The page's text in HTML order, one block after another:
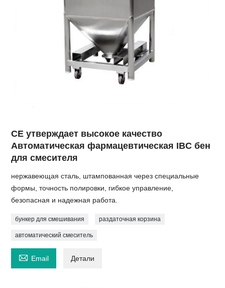
CE утверждает высокое качество
Автоматическая фармацевтическая IBC бен
для смесителя
нержавеющая сталь, штампованная через специальные
формы, точность полировки, гибкое управление,
безопасная и надежная работа.
бункер для смешивания раздаточная корзина
автоматический смеситель
 Email Детали